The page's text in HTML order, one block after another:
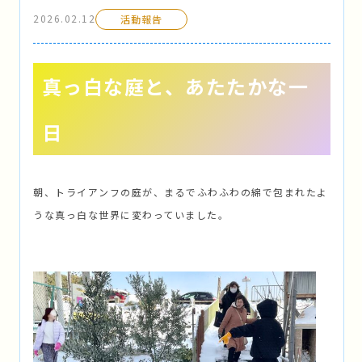
2026.02.12 活動報告
真っ白な庭と、あたたかな一
日
朝、トライアンフの庭が、まるでふわふわの綿で包まれたよ
うな真っ白な世界に変わっていました。